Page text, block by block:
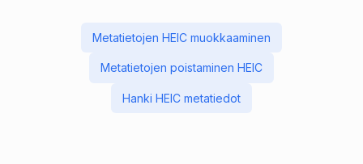
Metatietojen HEIC muokkaaminen
Metatietojen poistaminen HEIC
Hanki HEIC metatiedot